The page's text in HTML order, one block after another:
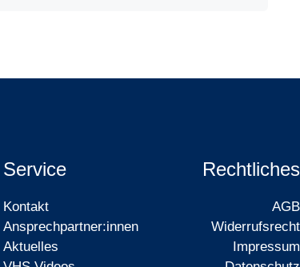
Service
Kontakt
Ansprechpartner:innen
Aktuelles
Rechtliches
AGB
Widerrufsrecht
Impressum